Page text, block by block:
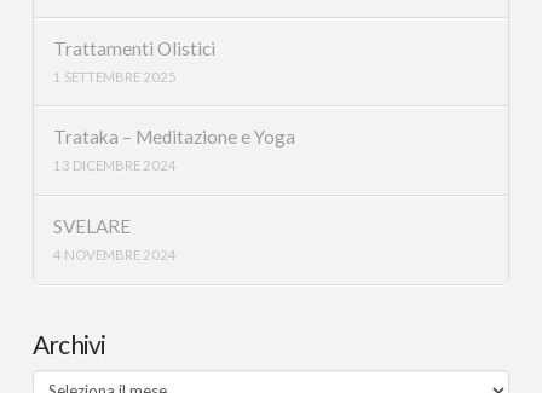
Trattamenti Olistici
1 SETTEMBRE 2025
Trataka – Meditazione e Yoga
13 DICEMBRE 2024
SVELARE
4 NOVEMBRE 2024
Archivi
Archivi